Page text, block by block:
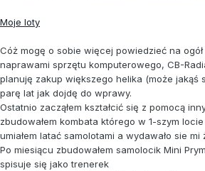
Moje loty
Cóż mogę o sobie więcej powiedzieć na
naprawami sprzętu komputerowego, CB-
planuję zakup większego helika (może jakąś
parę lat jak dojdę do wprawy.
Ostatnio zacząłem kształcić się z pomocą
zbudowałem kombata którego w 1-szym
umiałem latać samolotami a wydawało sie
Po miesiącu zbudowałem samolocik Mini
spisuje się jako trenerek